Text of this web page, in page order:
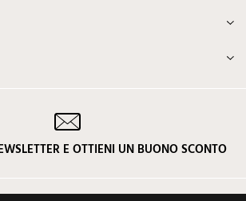
E OTTIENI UN BUONO SCONTO